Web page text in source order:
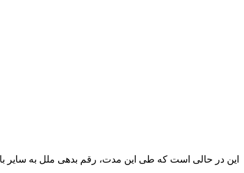
این در حالی است که طی این مدت، رقم بدهی ملل به سایر بانک ها، به بیش از ۳۵ هزار میلیارد تومان رسیده بود که